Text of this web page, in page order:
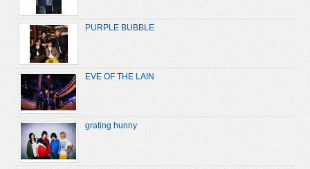
PURPLE BUBBLE
EVE OF THE LAIN
grating hunny